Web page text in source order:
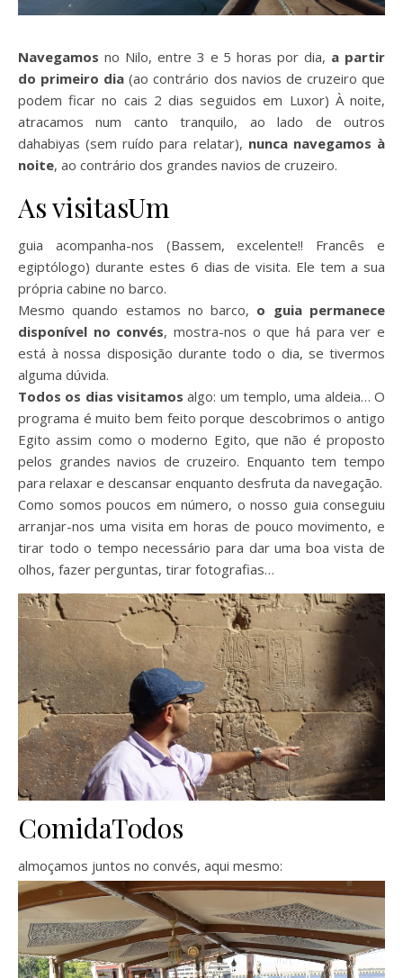
Navegamos no Nilo, entre 3 e 5 horas por dia, a partir
do primeiro dia (ao contrário dos navios de cruzeiro que
podem ficar no cais 2 dias seguidos em Luxor) À noite,
atracamos num canto tranquilo, ao lado de outros
dahabiyas (sem ruído para relatar), nunca navegamos à
noite, ao contrário dos grandes navios de cruzeiro.
As visitasUm
guia acompanha-nos (Bassem, excelente!! Francês e
egiptólogo) durante estes 6 dias de visita. Ele tem a sua
própria cabine no barco.
Mesmo quando estamos no barco, o guia permanece
disponível no convés, mostra-nos o que há para ver e
está à nossa disposição durante todo o dia, se tivermos
alguma dúvida.
Todos os dias visitamos algo: um templo, uma aldeia… O
programa é muito bem feito porque descobrimos o antigo
Egito assim como o moderno Egito, que não é proposto
pelos grandes navios de cruzeiro. Enquanto tem tempo
para relaxar e descansar enquanto desfruta da navegação.
Como somos poucos em número, o nosso guia conseguiu
arranjar-nos uma visita em horas de pouco movimento, e
tirar todo o tempo necessário para dar uma boa vista de
olhos, fazer perguntas, tirar fotografias…
ComidaTodos
almoçamos juntos no convés, aqui mesmo: